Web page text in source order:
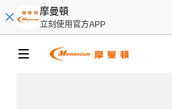
摩曼頓
立刻使用官方APP